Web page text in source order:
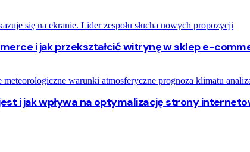
i jak przekształcić witrynę w sklep e-
i jak wpływa na optymalizację strony